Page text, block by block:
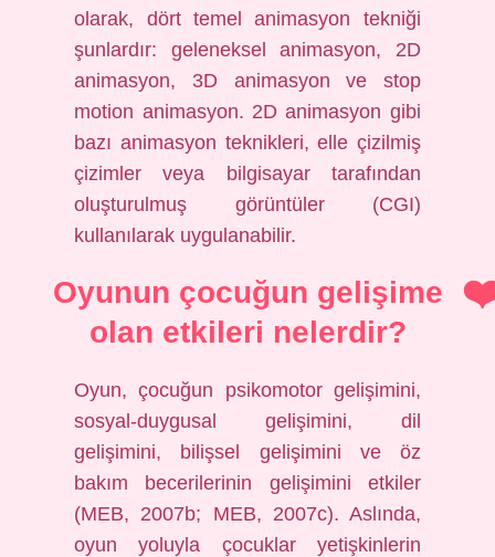
olarak, dört temel animasyon tekniği
şunlardır: geleneksel animasyon, 2D
animasyon, 3D animasyon ve stop
motion animasyon. 2D animasyon gibi
bazı animasyon teknikleri, elle çizilmiş
çizimler veya bilgisayar tarafından
oluşturulmuş görüntüler (CGI)
kullanılarak uygulanabilir.
Oyunun çocuğun gelişime
olan etkileri nelerdir?
Oyun, çocuğun psikomotor gelişimini,
sosyal-duygusal gelişimini, dil
gelişimini, bilişsel gelişimini ve öz
bakım becerilerinin gelişimini etkiler
(MEB, 2007b; MEB, 2007c). Aslında,
oyun yoluyla çocuklar yetişkinlerin